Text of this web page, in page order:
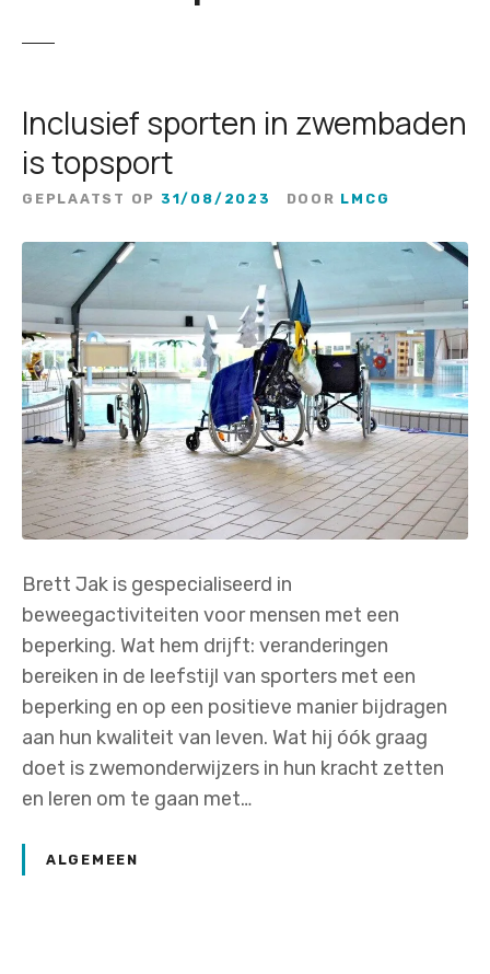
Inclusief sporten in zwembaden
is topsport
GEPLAATST OP 31/08/2023 DOOR LMCG
Brett Jak is gespecialiseerd in
beweegactiviteiten voor mensen met een
beperking. Wat hem drijft: veranderingen
bereiken in de leefstijl van sporters met een
beperking en op een positieve manier bijdragen
aan hun kwaliteit van leven. Wat hij óók graag
doet is zwemonderwijzers in hun kracht zetten
en leren om te gaan met…
ALGEMEEN